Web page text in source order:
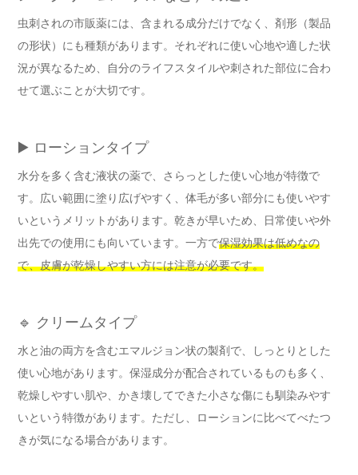
虫刺されの市販薬には、含まれる成分だけでなく、剤形（製品
の形状）にも種類があります。それぞれに使い心地や適した状
況が異なるため、自分のライフスタイルや刺された部位に合わ
せて選ぶことが大切です。
▶️ ローションタイプ
水分を多く含む液状の薬で、さらっとした使い心地が特徴で
す。広い範囲に塗り広げやすく、体毛が多い部分にも使いやす
いというメリットがあります。乾きが早いため、日常使いや外
出先での使用にも向いています。一方で保湿効果は低めなの
で、皮膚が乾燥しやすい方には注意が必要です。
🔹 クリームタイプ
水と油の両方を含むエマルジョン状の製剤で、しっとりとした
使い心地があります。保湿成分が配合されているものも多く、
乾燥しやすい肌や、かき壊してできた小さな傷にも馴染みやす
いという特徴があります。ただし、ローションに比べてべたつ
きが気になる場合があります。